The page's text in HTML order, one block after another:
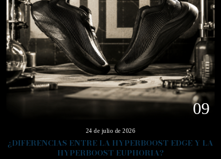
09
24 de julio de 2026
¿DIFERENCIAS ENTRE LA HYPERBOOST EDGE Y LA
HYPERBOOST EUPHORIA?